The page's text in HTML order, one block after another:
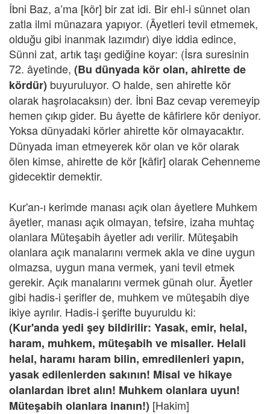
İbni Baz, a’ma [kör] bir zat idi. Bir ehl-i sünnet olan
zatla ilmi münazara yapıyor. (Âyetleri tevil etmemek,
olduğu gibi inanmak lazımdır) diye iddia edince,
Sünni zat, artık taşı gediğine koyar: (İsra suresinin
72. âyetinde, (Bu dünyada kör olan, ahirette de
kördür) buyuruluyor. O halde, sen ahirette kör
olarak haşrolacaksın) der. İbni Baz cevap veremeyip
hemen çıkıp gider. Bu âyette de kâfirlere kör deniyor.
Yoksa dünyadaki körler ahirette kör olmayacaktır.
Dünyada iman etmeyerek kör olan ve kör olarak
ölen kimse, ahirette de kör [kâfir] olarak Cehenneme
gidecektir demektir.
Kur'an-ı kerimde manası açık olan âyetlere Muhkem
âyetler, manası açık olmayan, tefsire, izaha muhtaç
olanlara Müteşabih âyetler adı verilir. Müteşabih
olanlara açık manalarını vermek akla ve dine uygun
olmazsa, uygun mana vermek, yani tevil etmek
gerekir. Açık manalarını vermek günah olur. Âyetler
gibi hadis-i şerifler de, muhkem ve müteşabih diye
ikiye ayrılır. Hadis-i şerifte buyuruldu ki:
(Kur'anda yedi şey bildirilir: Yasak, emir, helal,
haram, muhkem, müteşabih ve misaller. Helali
helal, haramı haram bilin, emredilenleri yapın,
yasak edilenlerden sakının! Misal ve hikaye
olanlardan ibret alın! Muhkem olanlara uyun!
Müteşabih olanlara inanın!) [Hakim]